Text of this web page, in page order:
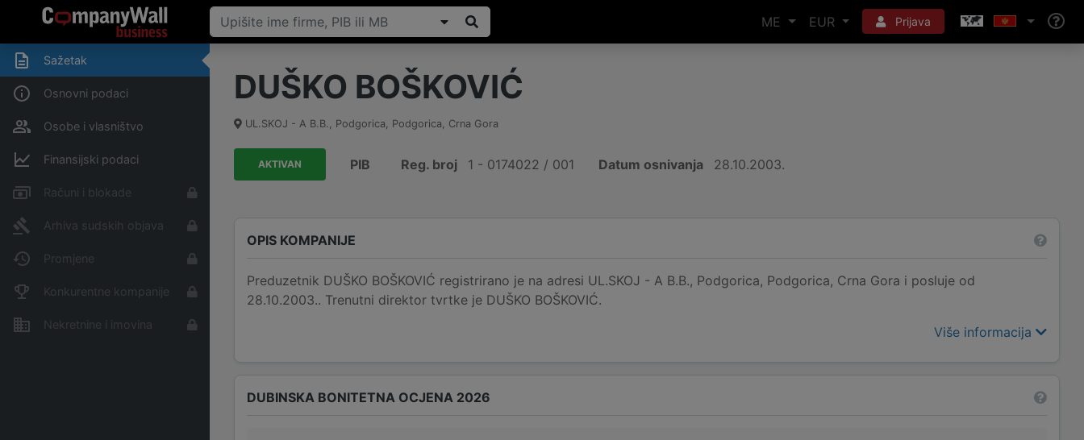
ME EUR Prijava
Sažetak
Osnovni podaci
Osobe i vlasništvo
Finansijski podaci
Računi i blokade
Arhiva sudskih objava
Promjene
Konkurentne kompanije
Nekretnine i imovina
DUŠKO BOŠKOVIĆ
UL.SKOJ - A B.B., Podgorica, Podgorica, Crna Gora
AKTIVAN PIB Reg. broj 1 - 0174022 / 001 Datum osnivanja 28.10.2003.
OPIS KOMPANIJE
Preduzetnik DUŠKO BOŠKOVIĆ registrirano je na adresi UL.SKOJ - A B.B., Podgorica, Podgorica, Crna Gora i posluje od
28.10.2003.. Trenutni direktor tvrtke je DUŠKO BOŠKOVIĆ.
Više informacija
DUBINSKA BONITETNA OCJENA 2026